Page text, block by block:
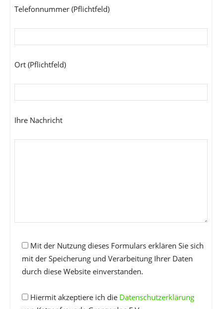
Telefonnummer (Pflichtfeld)
Ort (Pflichtfeld)
Ihre Nachricht
Mit der Nutzung dieses Formulars erklären Sie sich
mit der Speicherung und Verarbeitung Ihrer Daten
durch diese Website einverstanden.
Hiermit akzeptiere ich die Datenschutzerklärung